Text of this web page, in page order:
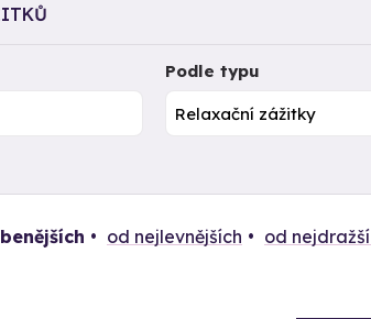
Podle typu
od nejlevnějších od